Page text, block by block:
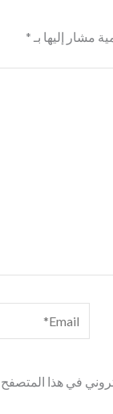
مشار إليها بـ *
Email*
في هذا